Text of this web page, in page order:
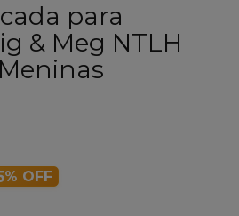
para
& Meg NTLH
% OFF